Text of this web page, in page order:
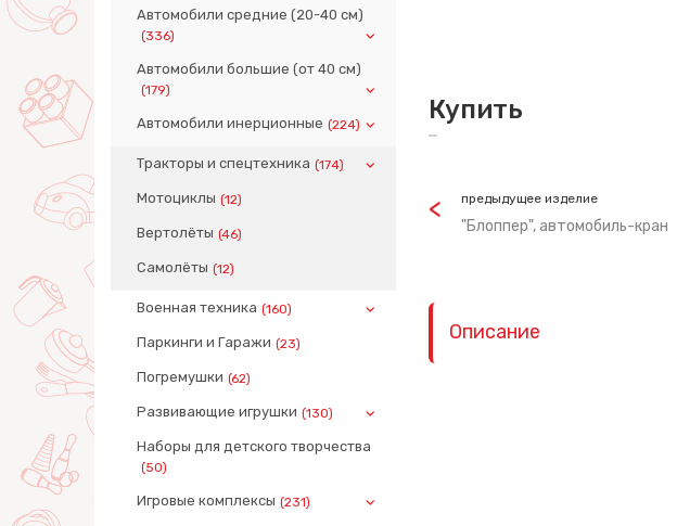
Автомобили средние (20-40 см)
(336)
Автомобили большие (от 40 см)
(179)
Автомобили инерционные (224)
Тракторы и спецтехника (174)
Мотоциклы (12)
Вертолёты (46)
Самолёты (12)
Военная техника (160)
Паркинги и Гаражи (23)
Погремушки (62)
Развивающие игрушки (130)
Наборы для детского творчества
(50)
Игровые комплексы (231)
Купить
предыдущее изделие
"Блоппер", автомобиль-кран
Описание